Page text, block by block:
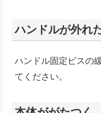
ハンドルが外れ
ハンドル固定ビスの
てください。